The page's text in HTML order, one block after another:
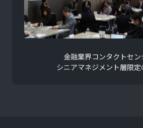
金融業界コンタクトセン
シニアマネジメント層限